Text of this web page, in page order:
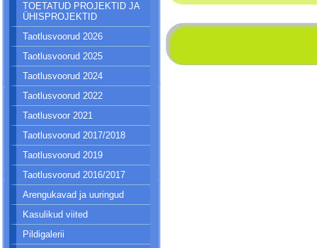
TOETATUD PROJEKTID JA
ÜHISPROJEKTID
Taotlusvoorud 2026
Taotlusvoorud 2025
Taotlusvoorud 2024
Taotlusvoorud 2022
Taotlusvoor 2021
Taotlusvoorud 2017/2018
Taotlusvoorud 2019
Taotlusvoorud 2016/2017
Arengukavad ja uuringud
Kasulikud viited
Pildigalerii